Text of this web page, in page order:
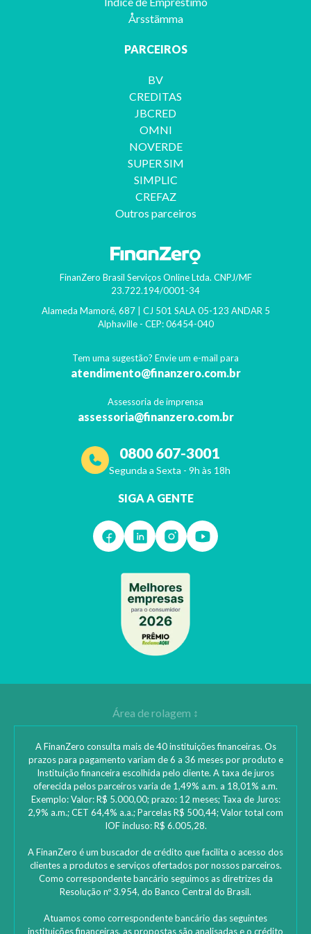
Årsstämma
PARCEIROS
BV
CREDITAS
JBCRED
OMNI
NOVERDE
SUPER SIM
SIMPLIC
CREFAZ
Outros parceiros
FinanZero Brasil Serviços Online Ltda. CNPJ/MF
23.722.194/0001-34
Alameda Mamoré, 687 | CJ 501 SALA 05-123 ANDAR 5
Alphaville- CEP: 06454-040
Tem uma sugestão? Envie um e-mail para
atendimento@finanzero.com.br
Assessoria de imprensa
assessoria@finanzero.com.br
0800 607-3001
Segunda a Sexta - 9h às 18h
SIGA A GENTE
A FinanZero consulta mais de 40 instituições financeiras. Os
prazos para pagamento variam de 6 a 36 meses por produto e
Instituição financeira escolhida pelo cliente. A taxa de juros
oferecida pelos parceiros varia de 1,49% a.m. a 18,01% a.m.
Exemplo: Valor: R$ 5.000,00; prazo: 12 meses; Taxa de Juros:
2,9% a.m.; CET 64,4% a.a.; Parcelas R$ 500,44; Valor total com
IOF incluso: R$ 6.005,28.
A FinanZero é um buscador de crédito que facilita o acesso dos
clientes a produtos e serviços ofertados por nossos parceiros.
Como correspondente bancário seguimos as diretrizes da
Resolução nº 3.954, do Banco Central do Brasil.
Atuamos como correspondente bancário das seguintes
instituições financeiras, as propostas são analisadas e o crédito